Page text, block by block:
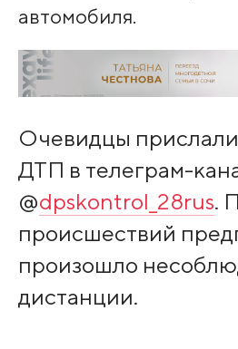
автомобиля.
Очевидцы
ДТП в телеграм-
@dpskontrol_28rus.
происшествий
произошло
дистанции.